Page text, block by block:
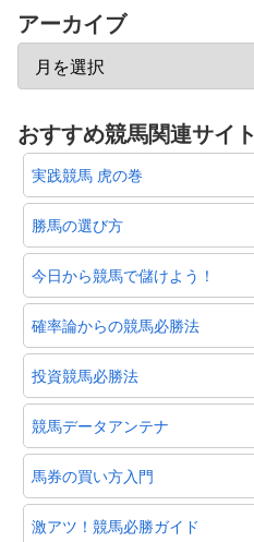
アーカイブ
おすすめ競馬関連サイト
実践競馬 虎の巻
勝馬の選び方
今日から競馬で儲けよう！
確率論からの競馬必勝法
投資競馬必勝法
競馬データアンテナ
馬券の買い方入門
激アツ！競馬必勝ガイド